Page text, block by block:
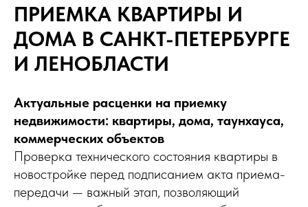
ПРИЕМКА КВАРТИРЫ И
ДОМА В САНКТ-ПЕТЕРБУРГЕ
И ЛЕНОБЛАСТИ
Актуальные расценки на приемку
недвижимости: квартиры, дома, таунхауса,
коммерческих объектов
Проверка технического состояния квартиры в
новостройке перед подписанием акта приема-
передачи — важный этап, позволяющий